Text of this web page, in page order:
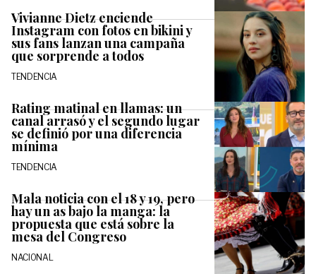
Vivianne Dietz enciende
Instagram con fotos en bikini y
sus fans lanzan una campaña
que sorprende a todos
TENDENCIA
Rating matinal en llamas: un
canal arrasó y el segundo lugar
se definió por una diferencia
mínima
TENDENCIA
Mala noticia con el 18 y 19, pero
hay un as bajo la manga: la
propuesta que está sobre la
mesa del Congreso
NACIONAL